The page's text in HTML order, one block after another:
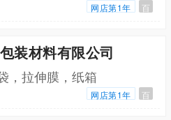
网店第1年 百
装材料有限公司
，拉伸膜，纸箱
网店第1年 百